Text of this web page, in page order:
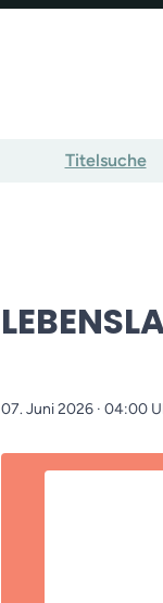
Titelsuche
07. Juni 2026 · 04:00